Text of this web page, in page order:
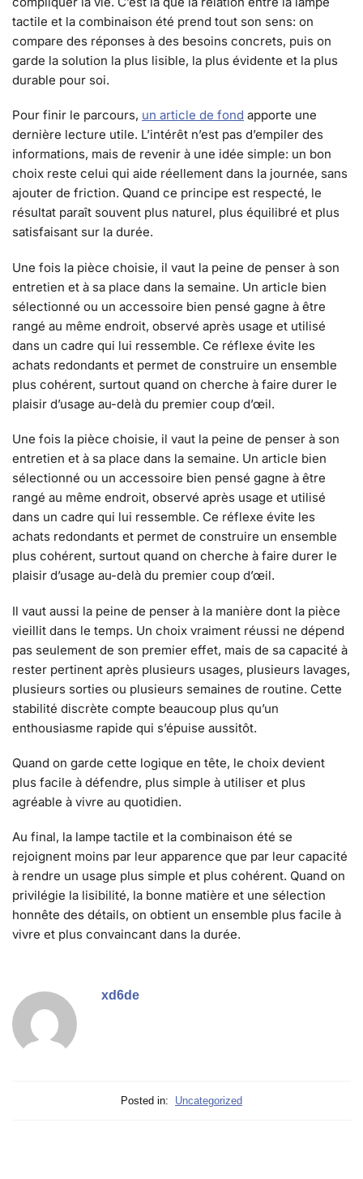
tactile et la combinaison été prend tout son sens: on
compare des réponses à des besoins concrets, puis on
garde la solution la plus lisible, la plus évidente et la plus
durable pour soi.
Pour finir le parcours, un article de fond apporte une
dernière lecture utile. L’intérêt n’est pas d’empiler des
informations, mais de revenir à une idée simple: un bon
choix reste celui qui aide réellement dans la journée, sans
ajouter de friction. Quand ce principe est respecté, le
résultat paraît souvent plus naturel, plus équilibré et plus
satisfaisant sur la durée.
Une fois la pièce choisie, il vaut la peine de penser à son
entretien et à sa place dans la semaine. Un article bien
sélectionné ou un accessoire bien pensé gagne à être
rangé au même endroit, observé après usage et utilisé
dans un cadre qui lui ressemble. Ce réflexe évite les
achats redondants et permet de construire un ensemble
plus cohérent, surtout quand on cherche à faire durer le
plaisir d’usage au-delà du premier coup d’œil.
Une fois la pièce choisie, il vaut la peine de penser à son
entretien et à sa place dans la semaine. Un article bien
sélectionné ou un accessoire bien pensé gagne à être
rangé au même endroit, observé après usage et utilisé
dans un cadre qui lui ressemble. Ce réflexe évite les
achats redondants et permet de construire un ensemble
plus cohérent, surtout quand on cherche à faire durer le
plaisir d’usage au-delà du premier coup d’œil.
Il vaut aussi la peine de penser à la manière dont la pièce
vieillit dans le temps. Un choix vraiment réussi ne dépend
pas seulement de son premier effet, mais de sa capacité à
rester pertinent après plusieurs usages, plusieurs lavages,
plusieurs sorties ou plusieurs semaines de routine. Cette
stabilité discrète compte beaucoup plus qu’un
enthousiasme rapide qui s’épuise aussitôt.
Quand on garde cette logique en tête, le choix devient
plus facile à défendre, plus simple à utiliser et plus
agréable à vivre au quotidien.
Au final, la lampe tactile et la combinaison été se
rejoignent moins par leur apparence que par leur capacité
à rendre un usage plus simple et plus cohérent. Quand on
privilégie la lisibilité, la bonne matière et une sélection
honnête des détails, on obtient un ensemble plus facile à
vivre et plus convaincant dans la durée.
xd6de
Posted in: Uncategorized